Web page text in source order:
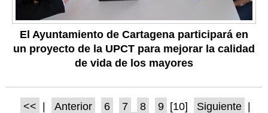
El Ayuntamiento de Cartagena participará en
un proyecto de la UPCT para mejorar la calidad
de vida de los mayores
<< Anterior 6 7 8 9 [10] Siguiente